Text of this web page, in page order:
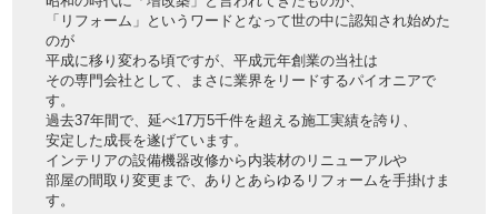
「リフォーム」というワードとなって世の中に認知され始めた
のが
平成に移り変わる頃ですが、平成元年創業の当社は
その専門会社として、まさに業界をリードするパイオニアで
す。
過去37年間で、延べ17万5千件を超える施工実績を誇り、
安定した成長を遂げています。
インテリアの設備機器改修から内装材のリニューアルや
部屋の間取り変更まで、ありとあらゆるリフォームを手掛けま
す。